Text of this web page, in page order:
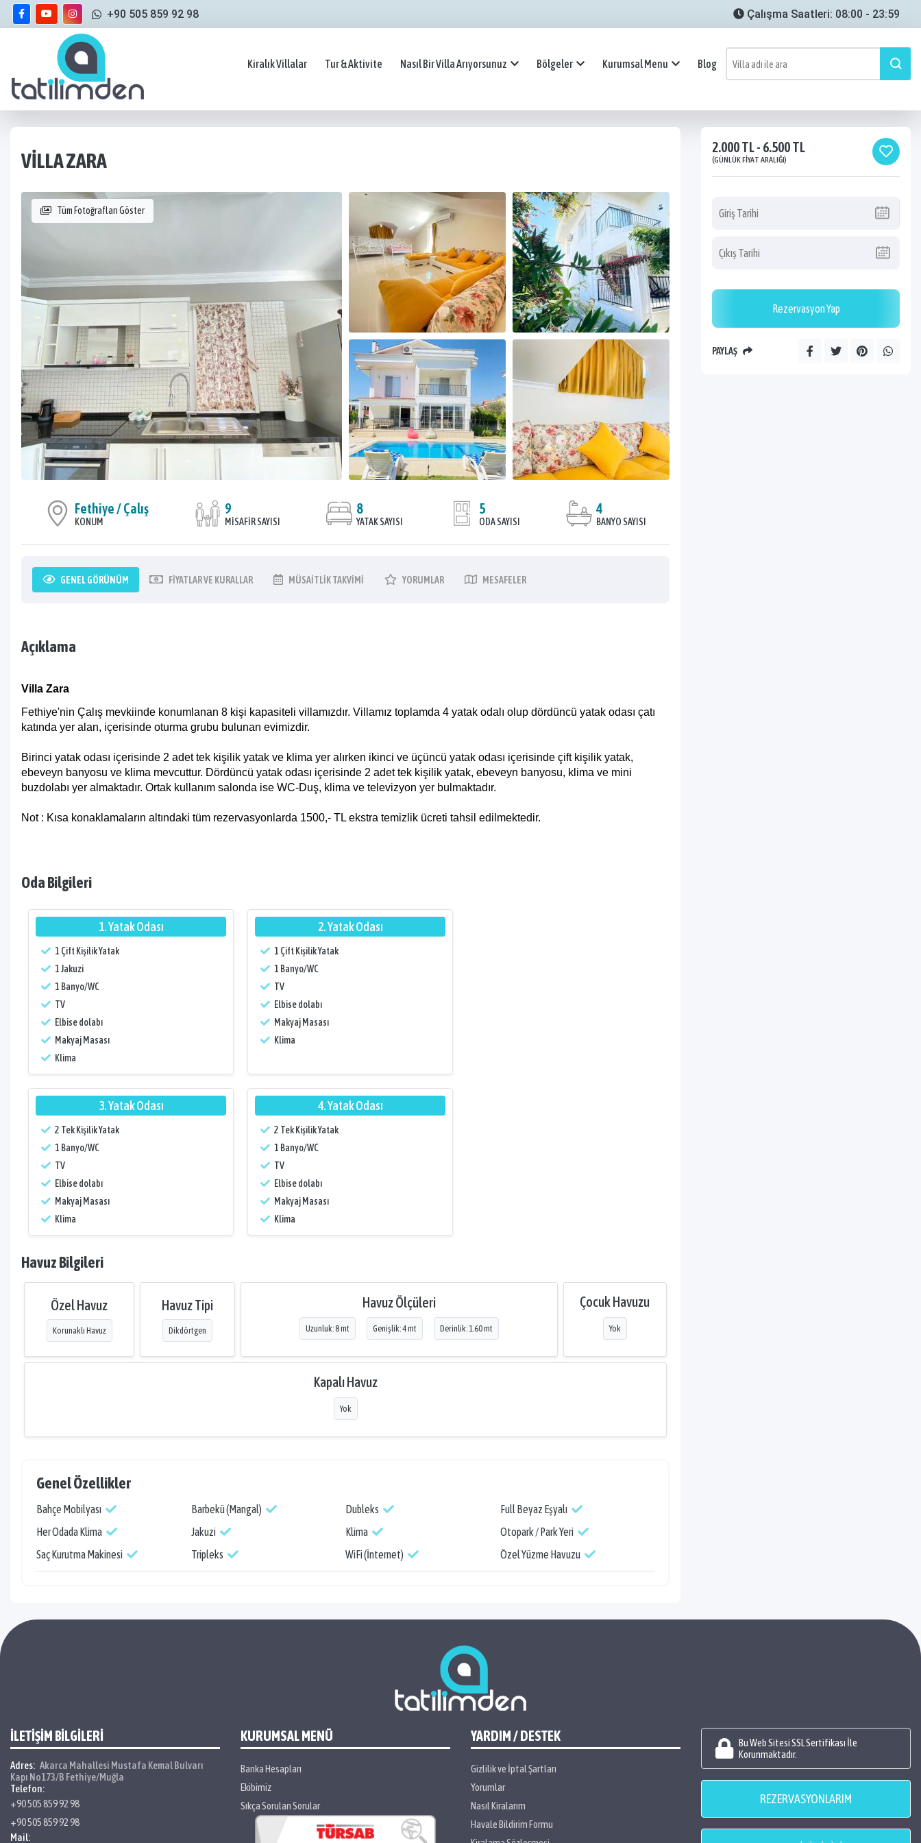
+90 505 859 92 98 Çalışma Saatleri: 08:00 - 23:59
Kiralık Villalar Tur & Aktivite Nasıl Bir Villa Arıyorsunuz Bölgeler Kurumsal Menu Blog
VILLA ZARA
Tüm Fotoğrafları Göster
Fethiye / Çalış
KONUM
9
MISAFIR SAYISI
8
YATAK SAYISI
5
ODA SAYISI
4
BANYO SAYISI
GENELGÖRÜNÜM FIYATLARVE KURALLAR MÜSAITLIKTAKVIMI YORUMLAR MESAFELER
Açıklama
Villa Zara
Fethiye'nin Çalış mevkiinde konumlanan 8 kişi kapasiteli villamızdır. Villamız toplamda 4 yatak odalı olup dördüncü yatak odası çatı
katında yer alan, içerisinde oturma grubu bulunan evimizdir.
Birinci yatak odası içerisinde 2 adet tek kişilik yatak ve klima yer alırken ikinci ve üçüncü yatak odası içerisinde çift kişilik yatak,
ebeveyn banyosu ve klima mevcuttur. Dördüncü yatak odası içerisinde 2 adet tek kişilik yatak, ebeveyn banyosu, klima ve mini
buzdolabı yer almaktadır. Ortak kullanım salonda ise WC-Duş, klima ve televizyon yer bulmaktadır.
Not : Kısa konaklamaların altındaki tüm rezervasyonlarda 1500,- TL ekstra temizlik ücreti tahsil edilmektedir.
Oda Bilgileri
1. Yatak Odası
1 Çift Kişilik Yatak
1 Jakuzi
1 Banyo/WC
TV
Elbise dolabı
Makyaj Masası
Klima
2. Yatak Odası
1 Çift Kişilik Yatak
1 Banyo/WC
TV
Elbise dolabı
Makyaj Masası
Klima
3. Yatak Odası
2 Tek Kişilik Yatak
1 Banyo/WC
TV
Elbise dolabı
Makyaj Masası
Klima
4. Yatak Odası
2 Tek Kişilik Yatak
1 Banyo/WC
TV
Elbise dolabı
Makyaj Masası
Klima
Havuz Bilgileri
Özel Havuz
Korunaklı Havuz
Havuz Tipi
Dikdörtgen
Havuz Ölçüleri
Uzunluk: 8 mt Genişlik: 4 mt Derinlik: 1.60 mt
Çocuk Havuzu
Yok
Kapalı Havuz
Yok
Genel Özellikler
Bahçe Mobilyası Barbekü (Mangal) Dubleks
Full Beyaz Eşyalı
Her Odada Klima
Jakuzi Klima
Otopark / Park Yeri
Saç Kurutma Makinesi
Tripleks WiFi (İnternet) Özel Yüzme Havuzu
2.000 TL - 6.500 TL
(GÜNLÜK FIYAT ARALIĞI)
Rezervasyon Yap
PAYLAŞ
İLETİŞİM BİLGİLERİ
Adres: Akarca Mahallesi Mustafa Kemal Bulvarı
Kapı No173/B Fethiye/Muğla
Telefon:
+90 505 859 92 98
+90 505 859 92 98
Mail:
KURUMSAL MENÜ
Banka Hesapları
Ekibimiz
Sıkça Sorulan Sorular
YARDIM / DESTEK
Gizlilik ve İptal Şartları
Yorumlar
Nasıl Kiralarım
Havale Bildirim Formu
Bu Web Sitesi SSL Sertifikası İle
Korunmaktadır.
REZERVASYONLARIM